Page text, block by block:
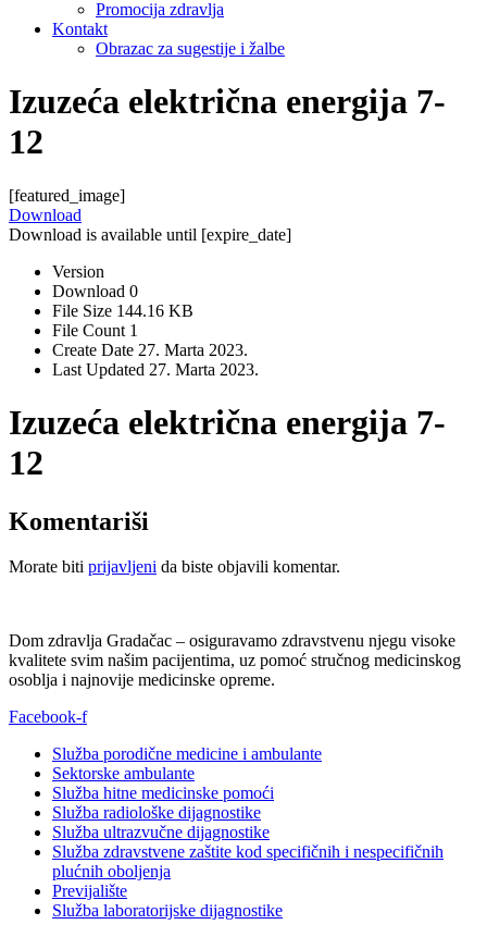
Promocija zdravlja
Kontakt
Obrazac za sugestije i žalbe
Izuzeća električna energija 7-
12
[featured_image]
Download
Download is available until [expire_date]
Version
Download 0
File Size 144.16 KB
File Count 1
Create Date 27. Marta 2023.
Last Updated 27. Marta 2023.
Izuzeća električna energija 7-
12
Komentariši
Morate biti prijavljeni da biste objavili komentar.
Dom zdravlja Gradačac – osiguravamo zdravstvenu njegu visoke
kvalitete svim našim pacijentima, uz pomoć stručnog medicinskog
osoblja i najnovije medicinske opreme.
Facebook-f
Služba porodične medicine i ambulante
Sektorske ambulante
Služba hitne medicinske pomoći
Služba radiološke dijagnostike
Služba ultrazvučne dijagnostike
Služba zdravstvene zaštite kod specifičnih i nespecifičnih
plućnih oboljenja
Previjalište
Služba laboratorijske dijagnostike